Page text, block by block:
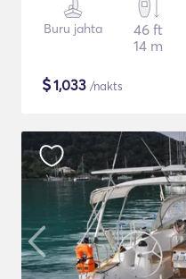
Buru jahta
46 ft
14 m
$1,033 /nakts